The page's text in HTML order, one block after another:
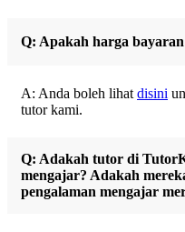
Q: Apakah harga
A: Anda boleh lihat disini
tutor kami.
Q: Adakah tutor di
mengajar? Adakah
pengalaman mengajar